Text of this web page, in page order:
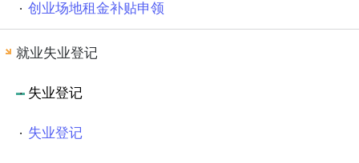
创业场地租金补贴申领
就业失业登记
失业登记
失业登记